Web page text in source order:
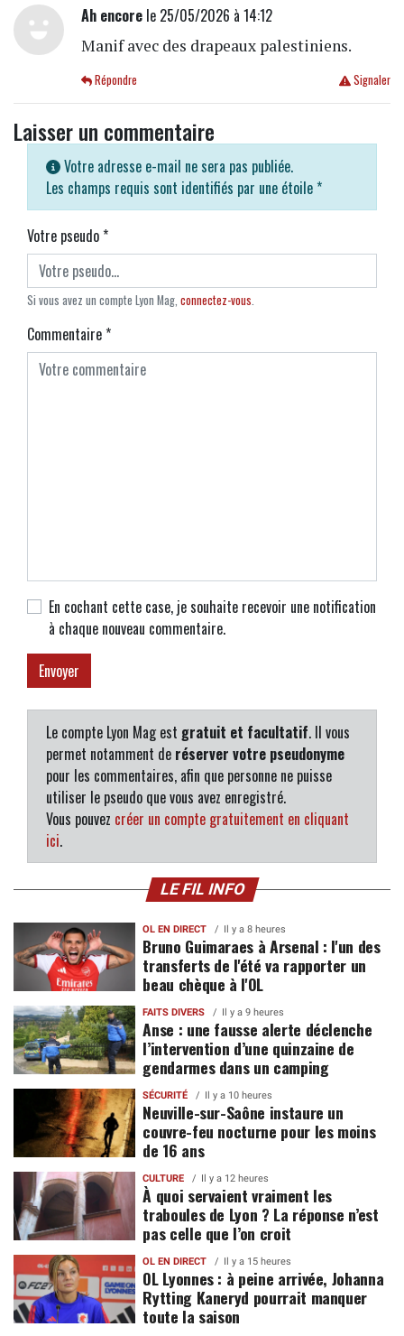
Ah encorele 25/05/2026 à 14:12
Manif avec des drapeaux palestiniens.
Signaler
Répondre
Laisser un commentaire
Votre adresse e-mail ne sera pas publiée.
Les champs requis sont identifiés par une étoile *
Votre pseudo*
Si vous avez un compte Lyon Mag, connectez-vous.
Commentaire*
En cochant cette case, je souhaite recevoir une notification
à chaque nouveau commentaire.
Le compte Lyon Mag est gratuit et facultatif. Il vous
permet notamment de réserver votre pseudonyme
pour les commentaires, afin que personne ne puisse
utiliser le pseudo que vous avez enregistré.
Vous pouvez créer un compte gratuitement en cliquant
ici.
LE FIL INFO
OL EN DIRECT Il y a 8 heures
Bruno Guimaraes à Arsenal : l'un des
transferts de l'été va rapporter un
beau chèque à l'OL
FAITS DIVERS Il y a 9 heures
Anse : une fausse alerte déclenche
l’intervention d’une quinzaine de
gendarmes dans un camping
SÉCURITÉ Il y a 10 heures
Neuville-sur-Saône instaure un
couvre-feu nocturne pour les moins
de 16 ans
CULTURE Il y a 12 heures
À quoi servaient vraiment les
traboules de Lyon ? La réponse n’est
pas celle que l’on croit
OL EN DIRECT Il y a 15 heures
OL Lyonnes : à peine arrivée, Johanna
Rytting Kaneryd pourrait manquer
toute la saison